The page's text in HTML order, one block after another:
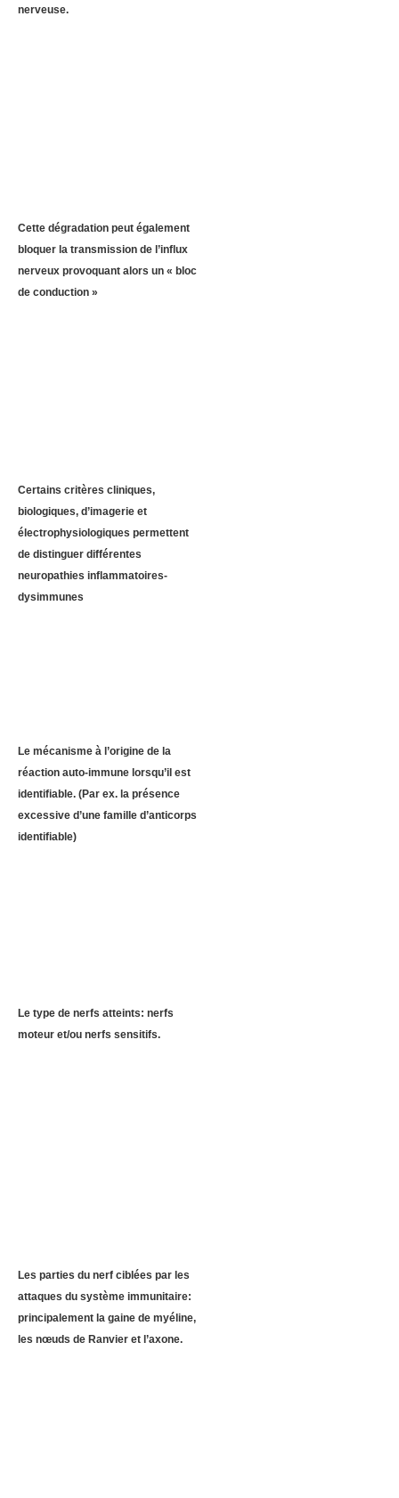
nerveuse.
Cette dégradation peut également
bloquer la transmission de l’influx
nerveux provoquant alors un « bloc
de conduction »
Certains critères cliniques,
biologiques, d’imagerie et
électrophysiologiques permettent
de distinguer différentes
neuropathies inflammatoires-
dysimmunes
Le mécanisme à l’origine de la
réaction auto-immune lorsqu’il est
identifiable. (Par ex. la présence
excessive d’une famille d’anticorps
identifiable)
Le type de nerfs atteints: nerfs
moteur et/ou nerfs sensitifs.
Les parties du nerf ciblées par les
attaques du système immunitaire:
principalement la gaine de myéline,
les nœuds de Ranvier et l’axone.